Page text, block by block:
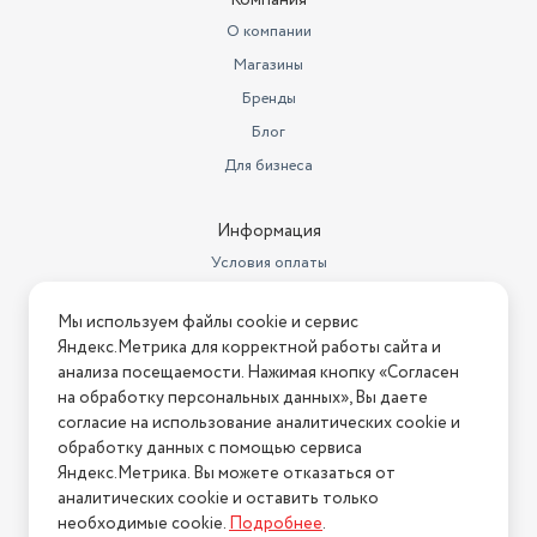
Пила бензиномоторная цепная
аппарата Ключ монтажный
серый
Да
114
Антивибрационная система
Тип двигателя
бензиновый
Мощность (Вт)
2400
Бренд
ИНТЕРСКОЛ
Ширина паза
1.5
Длина товара в упаковке, в
метрах
0.3
О компании
Магазины
Бренды
Блог
Для бизнеса
Информация
Условия оплаты
Условия возврата
Нашли ошибку на сайте? Напишите нам
2026 © Интернет-магазин "АстМаркет". У нас есть всё!
Политика конфиденциальности
Мы используем файлы cookie и сервис
Яндекс.Метрика для корректной работы сайта и
анализа посещаемости. Нажимая кнопку «Согласен
на обработку персональных данных», Вы даете
согласие на использование аналитических cookie и
обработку данных с помощью сервиса
Яндекс.Метрика. Вы можете отказаться от
аналитических cookie и оставить только
необходимые cookie.Подробнее.